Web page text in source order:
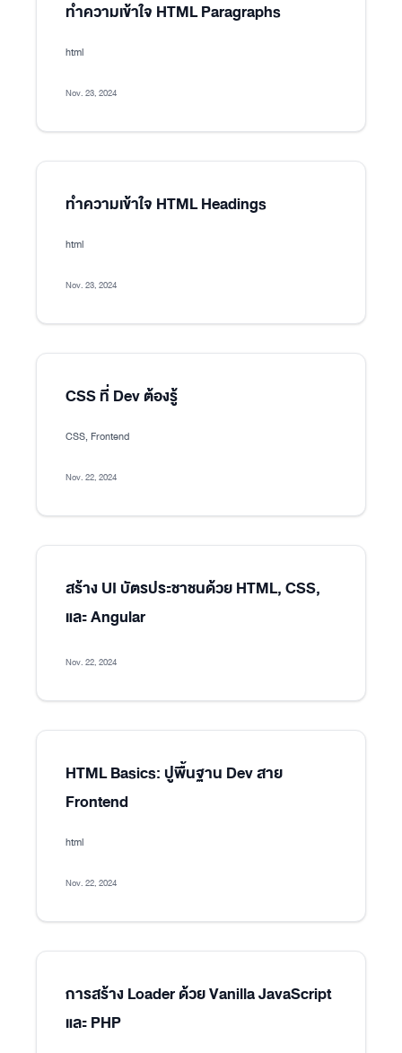
ทำความเข้าใจ HTML Paragraphs
html
Nov. 23, 2024
ทำความเข้าใจ HTML Headings
html
Nov. 23, 2024
CSS ที่ Dev ต้องรู้
CSS, Frontend
Nov. 22, 2024
สร้าง UI บัตรประชาชนด้วย HTML, CSS,
และ Angular
Nov. 22, 2024
HTML Basics: ปูพื้นฐาน Dev สาย
Frontend
html
Nov. 22, 2024
การสร้าง Loader ด้วย Vanilla JavaScript
และ PHP